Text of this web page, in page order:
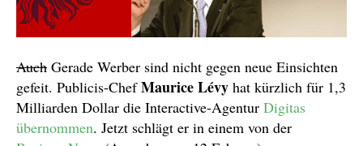
Auch Gerade Werber sind nicht gegen neue Einsichten
gefeit. Publicis-ChefMaurice Lévy hat kürzlich für 1,3
Milliarden Dollar die Interactive-Agentur Digitas
übernommen. Jetzt schlägt er in einem von der